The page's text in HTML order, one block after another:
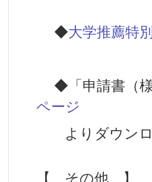
◆大学推薦特
◆「申請書（
ページ
よりダウンロ
【 その他 】